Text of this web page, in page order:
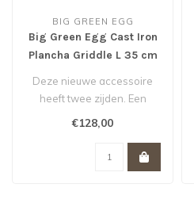
BIG GREEN EGG
Big Green Egg Cast Iron
Plancha Griddle L 35 cm
Deze nieuwe accessoire
heeft twee zijden. Een
geribbelde voor kleine
€128,00